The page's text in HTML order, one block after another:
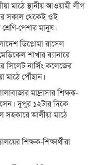
মাঠে স্থানীয় আওয়ামী লীগ
সকাল থেকেই ওই
পেশার মানুষ।
ডিপ্লোমা রাসেল
শাখার ব্যানারে
নার্সিং কলেজের
মাঠে পৌঁছান।
মাদ্রাসার শিক্ষক-
দুপুর ১২টার দিকে
সহকারে আলীয়া মাঠে
শিক্ষক-শিক্ষার্থীরা